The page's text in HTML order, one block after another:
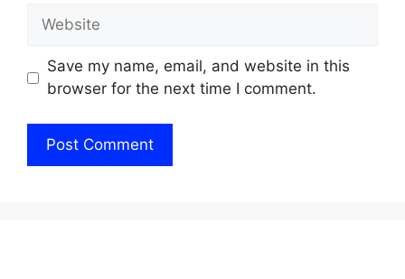
Website
Save my name, email, and website in this
browser for the next time I comment.